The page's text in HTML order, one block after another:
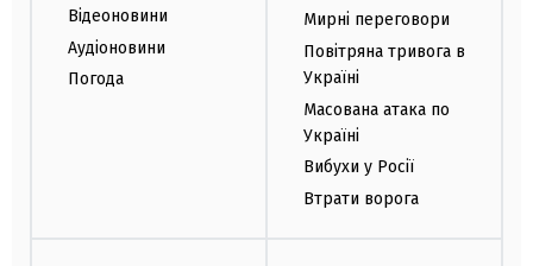
Відеоновини
Аудіоновини
Погода
Мирні переговори
Повітряна тривога в
Україні
Масована атака по
Україні
Вибухи у Росії
Втрати ворога